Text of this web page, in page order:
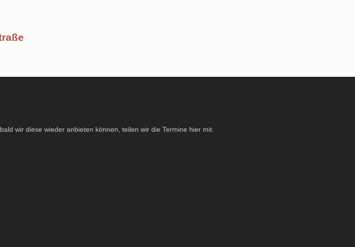
wir diese wieder anbieten können, teilen wir die Termine hier mit.